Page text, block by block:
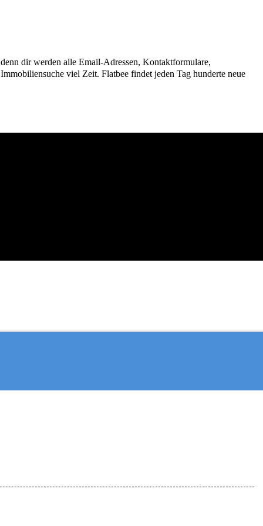
dir werden alle Email-Adressen, Kontaktformulare,
viel Zeit. Flatbee findet jeden Tag hunderte neue